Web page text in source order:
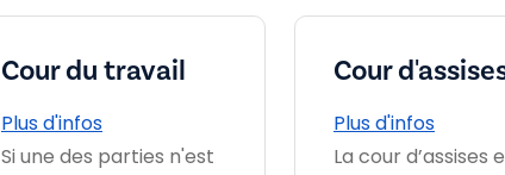
Cour du travail
Plus d'infos
Si une des parties n'est
Cour
Plus d'infos
La cour d’assises